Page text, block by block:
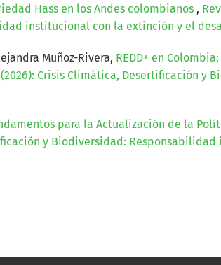
Hass en los Andes colombianos ,
institucional con la extinción y el
Muñoz-Rivera, REDD+ en
(2026): Crisis Climática, Desertificación y
para la Actualización de la
y Biodiversidad: